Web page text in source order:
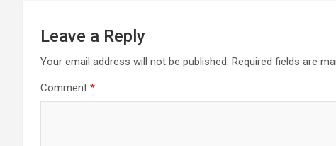
Leave a Reply
Your email address will not be published. Required fields are
Comment *